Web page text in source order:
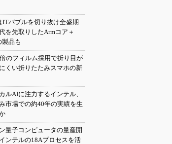
ITバブルを切り抜け全盛期
を先取りしたArmコア＋
製品も
のフィルム採用で折り目が
くい折りたたみスマホの新
ルAIに注力するインテル、
市場での約40年の実績を生
量子コンピュータの量産開
ンテルの18Aプロセスを活